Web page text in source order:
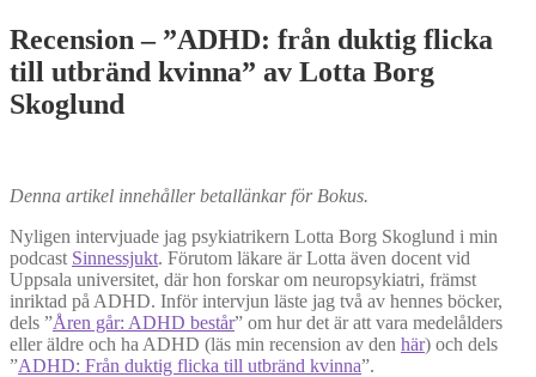
Recension – ”ADHD: från duktig flicka
till utbränd kvinna” av Lotta Borg
Skoglund
Denna artikel innehåller betallänkar för Bokus.
Nyligen intervjuade jag psykiatrikern Lotta Borg Skoglund i min
podcast Sinnessjukt. Förutom läkare är Lotta även docent vid
Uppsala universitet, där hon forskar om neuropsykiatri, främst
inriktad på ADHD. Inför intervjun läste jag två av hennes böcker,
dels ”Åren går: ADHD består” om hur det är att vara medelålders
eller äldre och ha ADHD (läs min recension av den här) och dels
”ADHD: Från duktig flicka till utbränd kvinna”.